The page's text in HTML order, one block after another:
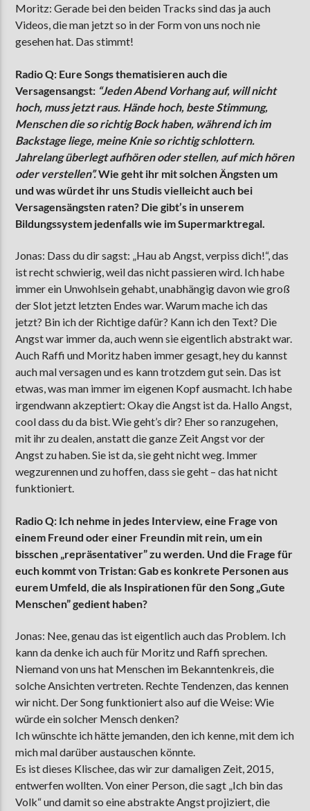
Moritz: Gerade bei den beiden Tracks sind das ja auch
Videos, die man jetzt so in der Form von uns noch nie
gesehen hat. Das stimmt!
Radio Q: Eure Songs thematisieren auch die
Versagensangst: “Jeden Abend Vorhang auf, will nicht
hoch, muss jetzt raus. Hände hoch, beste Stimmung,
Menschen die so richtig Bock haben, während ich im
Backstage liege, meine Knie so richtig schlottern.
Jahrelang überlegt aufhören oder stellen, auf mich hören
oder verstellen”.Wie geht ihr mit solchen Ängsten um
und was würdet ihr uns Studis vielleicht auch bei
Versagensängsten raten? Die gibt’s in unserem
Bildungssystem jedenfalls wie im Supermarktregal.
Jonas: Dass du dir sagst: „Hau ab Angst, verpiss dich!“, das
ist recht schwierig, weil das nicht passieren wird. Ich habe
immer ein Unwohlsein gehabt, unabhängig davon wie groß
der Slot jetzt letzten Endes war. Warum mache ich das
jetzt? Bin ich der Richtige dafür? Kann ich den Text? Die
Angst war immer da, auch wenn sie eigentlich abstrakt war.
Auch Raffi und Moritz haben immer gesagt, hey du kannst
auch mal versagen und es kann trotzdem gut sein. Das ist
etwas, was man immer im eigenen Kopf ausmacht. Ich habe
irgendwann akzeptiert: Okay die Angst ist da. Hallo Angst,
cool dass du da bist. Wie geht’s dir? Eher so ranzugehen,
mit ihr zu dealen, anstatt die ganze Zeit Angst vor der
Angst zu haben. Sie ist da, sie geht nicht weg. Immer
wegzurennen und zu hoffen, dass sie geht – das hat nicht
funktioniert.
Radio Q: Ich nehme in jedes Interview, eine Frage von
einem Freund oder einer Freundin mit rein, um ein
bisschen „repräsentativer” zu werden. Und die Frage für
euch kommt von Tristan: Gab es konkrete Personen aus
eurem Umfeld, die als Inspirationen für den Song „Gute
Menschen” gedient haben?
Jonas: Nee, genau das ist eigentlich auch das Problem. Ich
kann da denke ich auch für Moritz und Raffi sprechen.
Niemand von uns hat Menschen im Bekanntenkreis, die
solche Ansichten vertreten. Rechte Tendenzen, das kennen
wir nicht. Der Song funktioniert also auf die Weise: Wie
würde ein solcher Mensch denken?
Ich wünschte ich hätte jemanden, den ich kenne, mit dem ich
mich mal darüber austauschen könnte.
Es ist dieses Klischee, das wir zur damaligen Zeit, 2015,
entwerfen wollten. Von einer Person, die sagt „Ich bin das
Volk“ und damit so eine abstrakte Angst projiziert, die